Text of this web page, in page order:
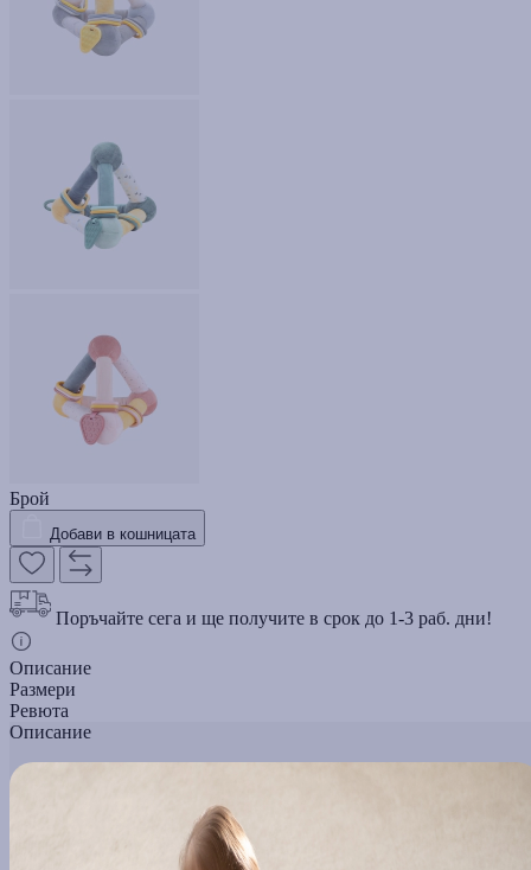
Брой
Добави в кошницата
Поръчайте сега и ще получите в срок до 1-3 раб. дни!
Описание
Размери
Ревюта
Описание